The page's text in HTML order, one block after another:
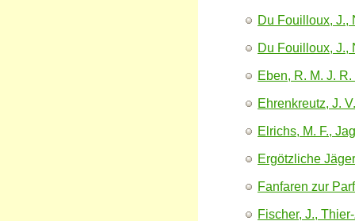
Du Fouilloux, J.,
Du Fouilloux, J.,
Eben, R. M. J.
Ehrenkreutz, J.
Elrichs, M. F.,
Ergötzliche
Fanfaren zur
Fischer, J.,